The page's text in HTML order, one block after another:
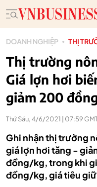
DOANH NGHIỆP THỊ
Thị trường
Giá lợn hơi
giảm 200
Thứ Sáu, 4/6/2021 | 07:59
Ghi nhận thị trường
giá lợn hơi tăng -
đồng/kg, trong khi
đồng/kg, giá tiêu giữ